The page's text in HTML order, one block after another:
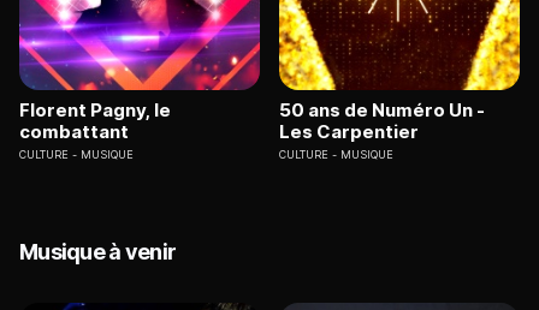
Florent Pagny, le
combattant
CULTURE MUSIQUE
50 ans de Numéro Un -
Les Carpentier
CULTURE MUSIQUE
Musique à venir